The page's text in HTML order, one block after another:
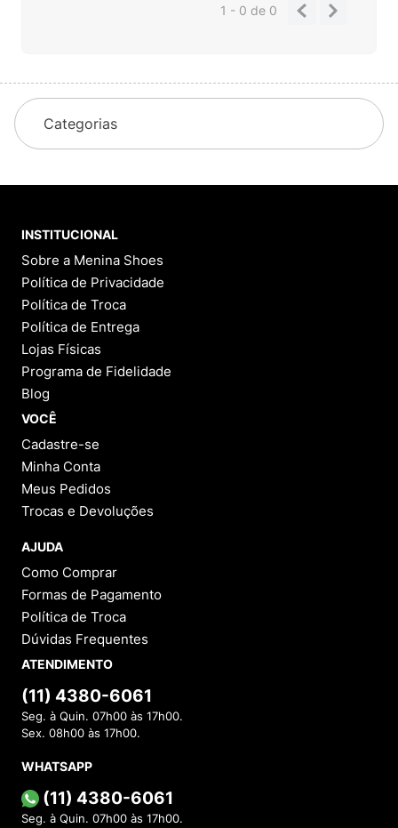
1 - 0de 0
Categorias
INSTITUCIONAL
Sobre a Menina Shoes
Política de Privacidade
Política de Troca
Política de Entrega
Lojas Físicas
Programa de Fidelidade
Blog
VOCÊ
Cadastre-se
Minha Conta
Meus Pedidos
Trocas e Devoluções
AJUDA
Como Comprar
Formas de Pagamento
Política de Troca
Dúvidas Frequentes
ATENDIMENTO
(11) 4380-6061
Seg. à Quin. 07h00 às 17h00.
Sex. 08h00 às 17h00.
WHATSAPP
(11) 4380-6061
Seg. à Quin. 07h00 às 17h00.